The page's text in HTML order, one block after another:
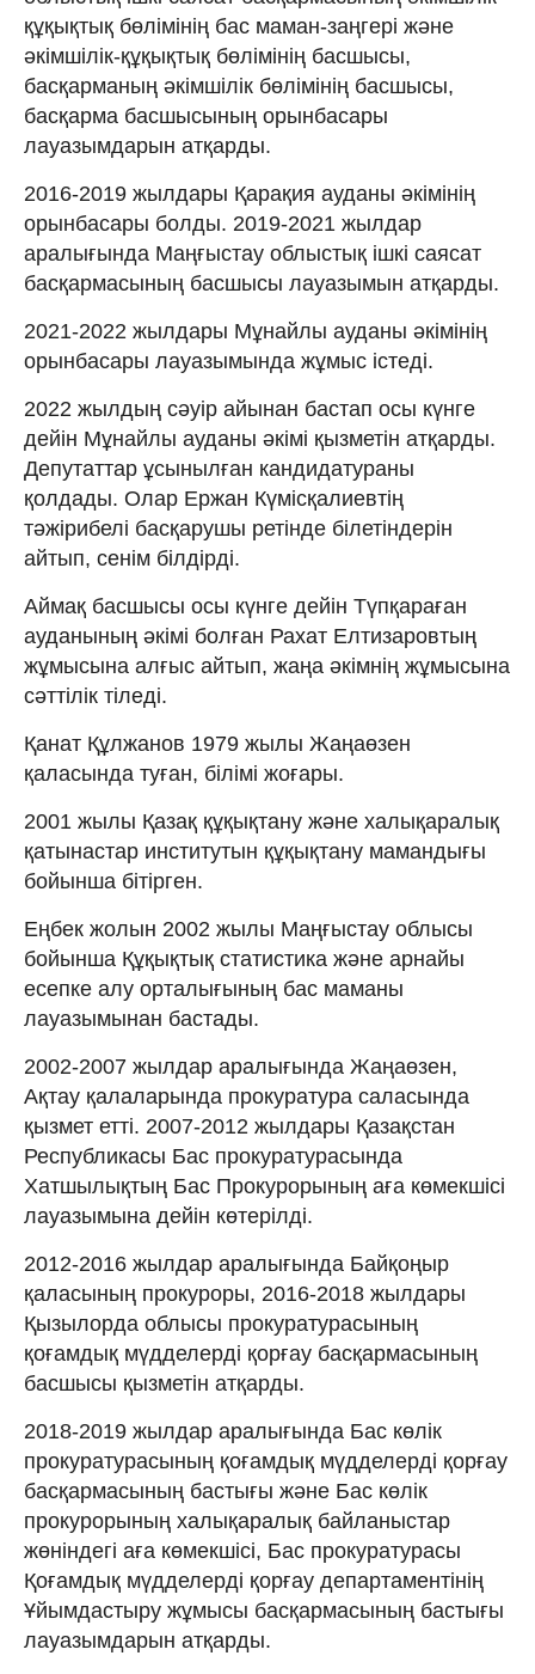
құқықтық бөлімінің бас маман-заңгері және
әкімшілік-құқықтық бөлімінің басшысы,
басқарманың әкімшілік бөлімінің басшысы,
басқарма басшысының орынбасары
лауазымдарын атқарды.
2016-2019 жылдары Қарақия ауданы әкімінің
орынбасары болды. 2019-2021 жылдар
аралығында Маңғыстау облыстық ішкі саясат
басқармасының басшысы лауазымын атқарды.
2021-2022 жылдары Мұнайлы ауданы әкімінің
орынбасары лауазымында жұмыс істеді.
2022 жылдың сәуір айынан бастап осы күнге
дейін Мұнайлы ауданы әкімі қызметін атқарды.
Депутаттар ұсынылған кандидатураны
қолдады. Олар Ержан Күмісқалиевтің
тәжірибелі басқарушы ретінде білетіндерін
айтып, сенім білдірді.
Аймақ басшысы осы күнге дейін Түпқараған
ауданының әкімі болған Рахат Елтизаровтың
жұмысына алғыс айтып, жаңа әкімнің жұмысына
сәттілік тіледі.
Қанат Құлжанов 1979 жылы Жаңаөзен
қаласында туған, білімі жоғары.
2001 жылы Қазақ құқықтану және халықаралық
қатынастар институтын құқықтану мамандығы
бойынша бітірген.
Еңбек жолын 2002 жылы Маңғыстау облысы
бойынша Құқықтық статистика және арнайы
есепке алу орталығының бас маманы
лауазымынан бастады.
2002-2007 жылдар аралығында Жаңаөзен,
Ақтау қалаларында прокуратура саласында
қызмет етті. 2007-2012 жылдары Қазақстан
Республикасы Бас прокуратурасында
Хатшылықтың Бас Прокурорының аға көмекшісі
лауазымына дейін көтерілді.
2012-2016 жылдар аралығында Байқоңыр
қаласының прокуроры, 2016-2018 жылдары
Қызылорда облысы прокуратурасының
қоғамдық мүдделерді қорғау басқармасының
басшысы қызметін атқарды.
2018-2019 жылдар аралығында Бас көлік
прокуратурасының қоғамдық мүдделерді қорғау
басқармасының бастығы және Бас көлік
прокурорының халықаралық байланыстар
жөніндегі аға көмекшісі, Бас прокуратурасы
Қоғамдық мүдделерді қорғау департаментінің
Ұйымдастыру жұмысы басқармасының бастығы
лауазымдарын атқарды.